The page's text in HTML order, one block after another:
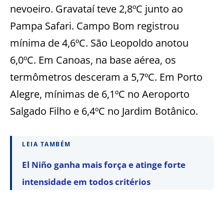
nevoeiro. Gravataí teve 2,8ºC junto ao
Pampa Safari. Campo Bom registrou
mínima de 4,6ºC. São Leopoldo anotou
6,0ºC. Em Canoas, na base aérea, os
termômetros desceram a 5,7ºC. Em Porto
Alegre, mínimas de 6,1ºC no Aeroporto
Salgado Filho e 6,4ºC no Jardim Botânico.
LEIA TAMBÉM
El Niño ganha mais força e atinge forte
intensidade em todos critérios